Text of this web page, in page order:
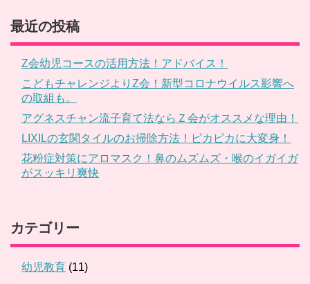
最近の投稿
Z会幼児コースの活用方法！アドバイス！
こどもチャレンジよりZ会！新型コロナウイルス影響へ
の取組も。
アグネスチャン流子育て法ならＺ会がオススメな理由！
LIXILの玄関タイルのお掃除方法！ピカピカに大変身！
花粉症対策にアロマスク！鼻のムズムズ・喉のイガイガ
がスッキリ爽快
カテゴリー
幼児教育 (11)